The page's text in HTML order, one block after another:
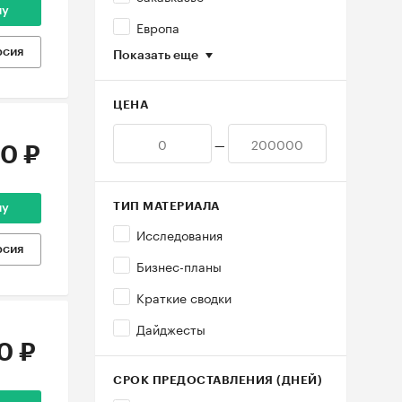
Европа
Показать еще
ЦЕНА
—
ТИП МАТЕРИАЛА
Исследования
Бизнес-планы
Краткие сводки
Дайджесты
СРОК ПРЕДОСТАВЛЕНИЯ (ДНЕЙ)
₽
₽